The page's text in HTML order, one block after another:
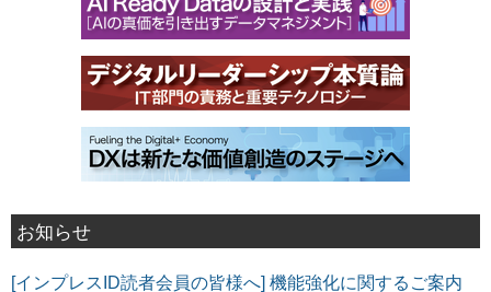
お知らせ
[インプレスID読者会員の皆様へ] 機能強化に関するご案内